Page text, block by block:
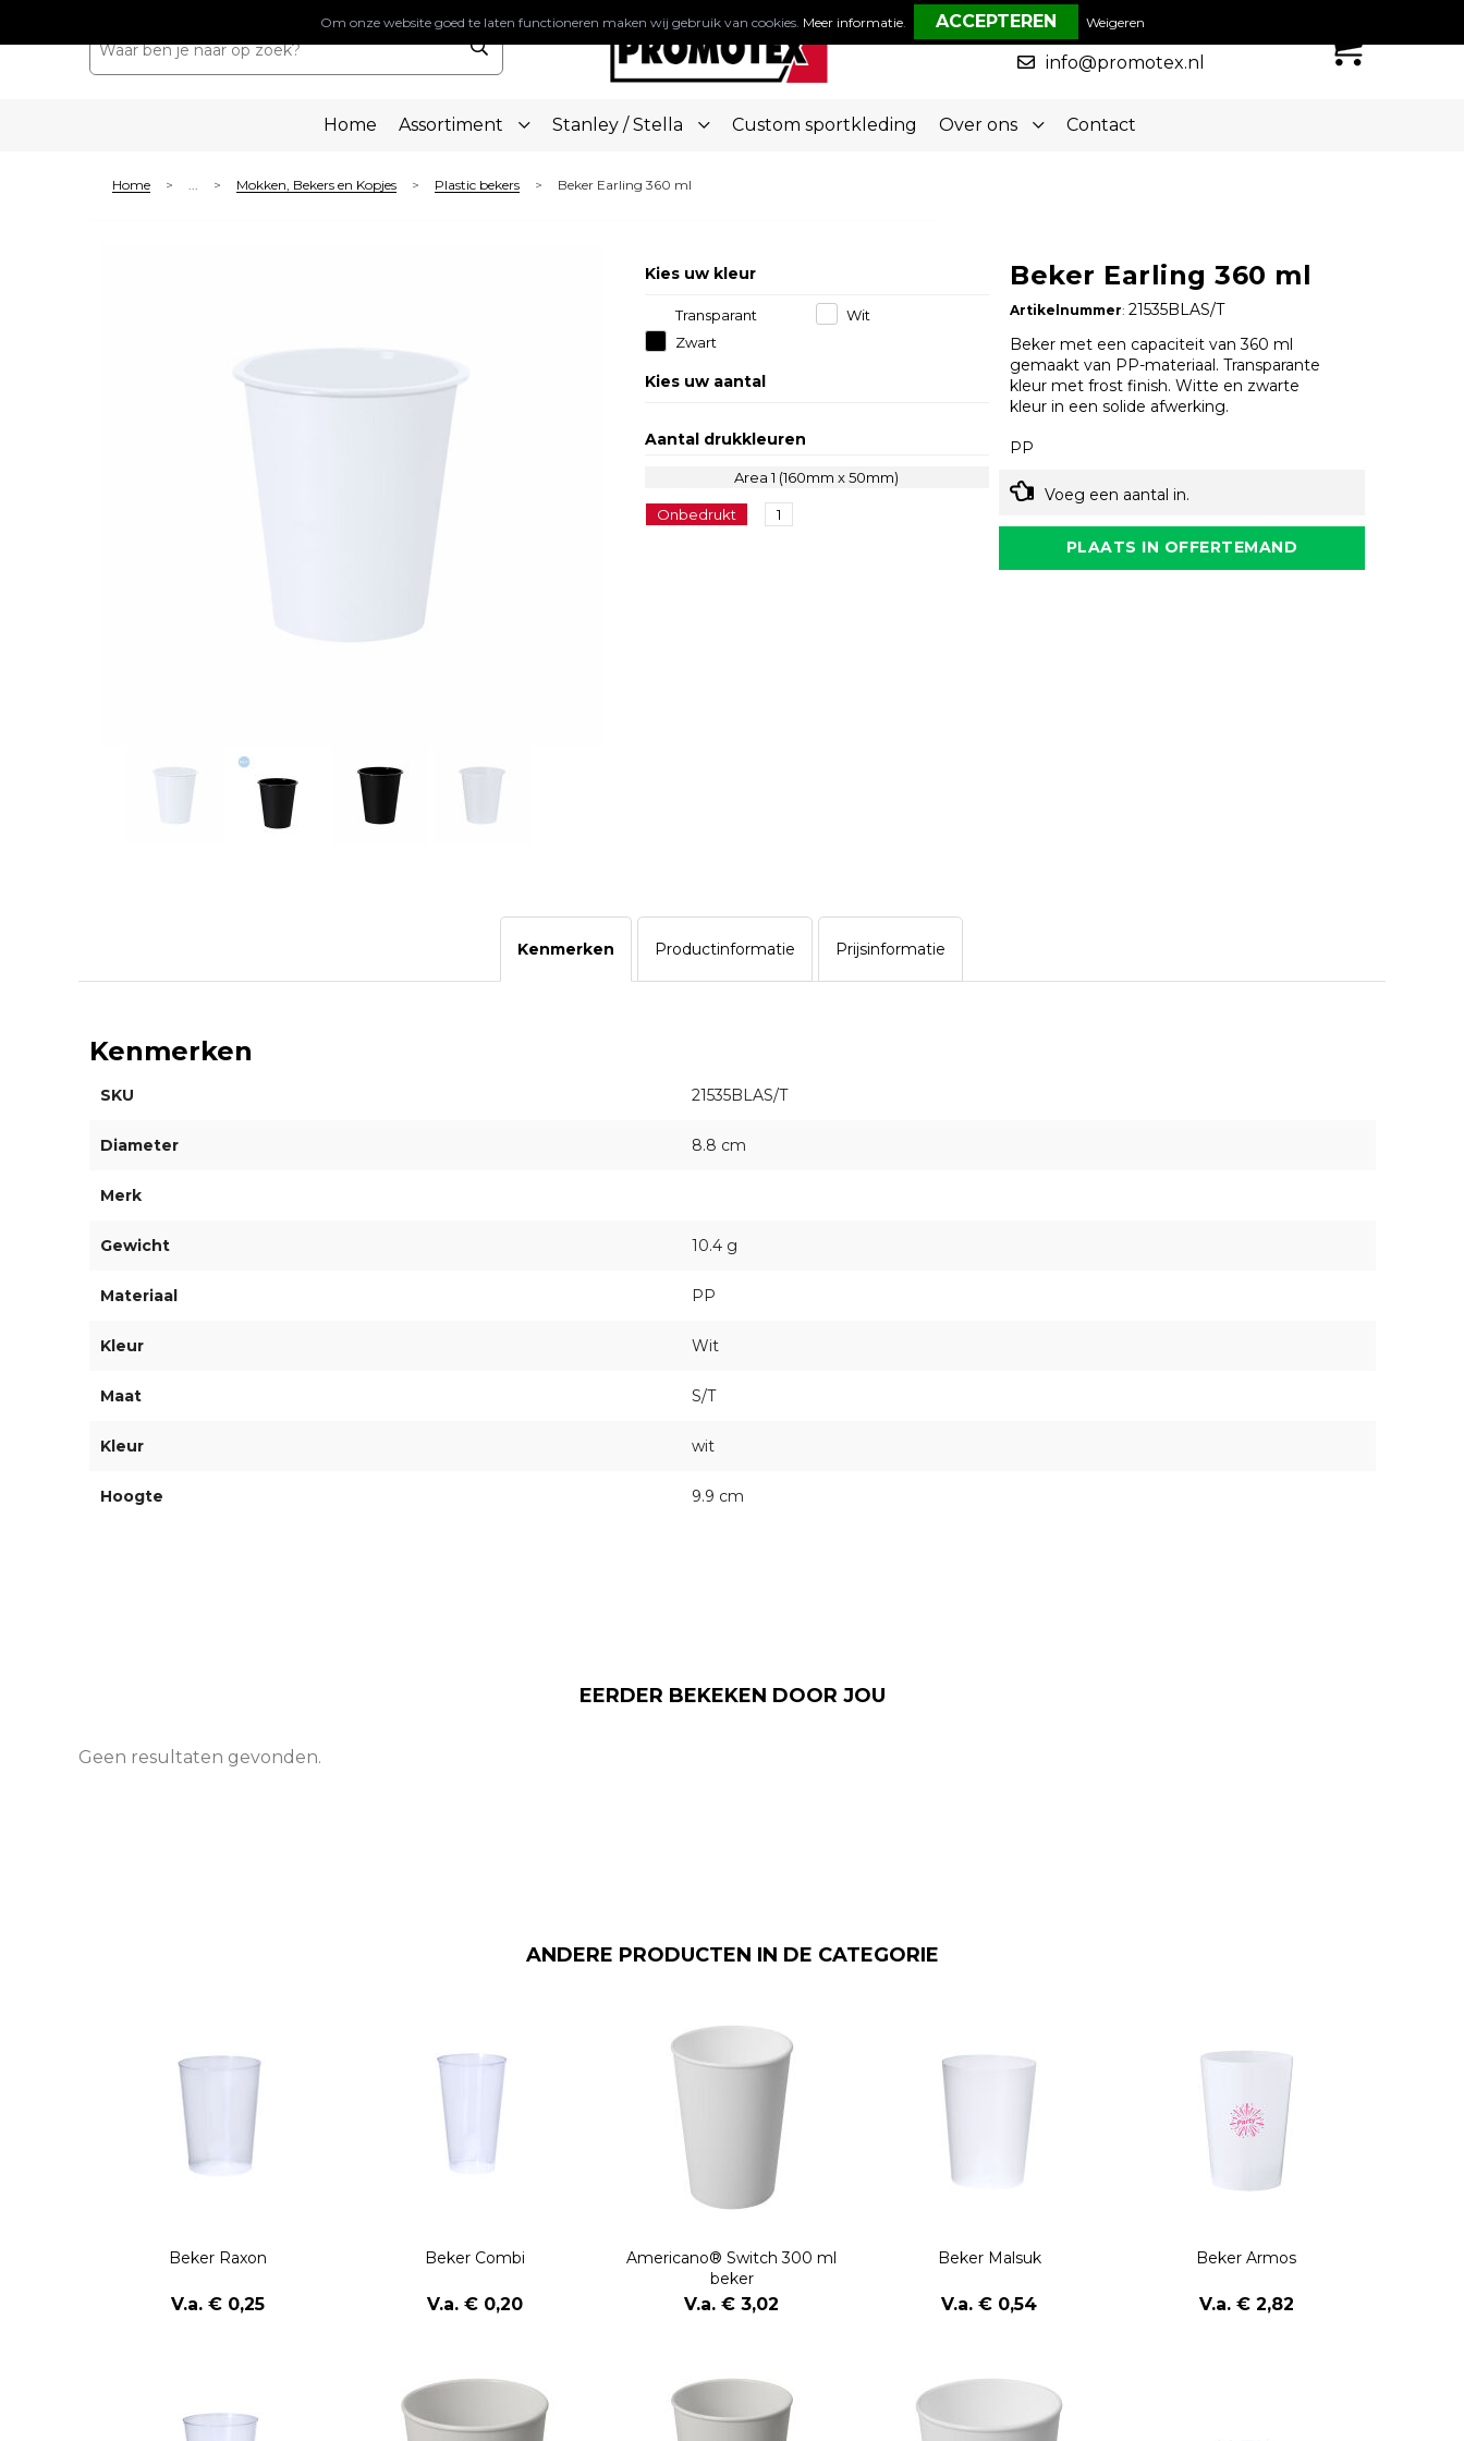
050-5773636
info@promotex.nl
Home Assortiment Stanley / Stella Custom sportkleding Over ons Contact
Home > ... > Mokken, Bekers en Kopjes > Plastic bekers > Beker Earling 360 ml
Kies uw kleur
Transparant
Wit
Zwart
Kies uw aantal
Aantal drukkleuren
Area 1 (160mm x 50mm)
Onbedrukt 1
Beker Earling 360 ml
Artikelnummer: 21535BLAS/T
Beker met een capaciteit van 360 ml
gemaakt van PP-materiaal. Transparante
kleur met frost finish. Witte en zwarte
kleur in een solide afwerking.
PP
Voeg een aantal in.
PLAATS IN OFFERTEMAND
Kenmerken Productinformatie Prijsinformatie
Kenmerken
SKU 21535BLAS/T
Diameter 8.8 cm
Merk
Gewicht 10.4 g
Materiaal PP
Kleur Wit
Maat S/T
Kleur wit
Hoogte 9.9 cm
EERDER BEKEKEN DOOR JOU
Geen resultaten gevonden.
ANDERE PRODUCTEN IN DE CATEGORIE
Beker Raxon
V.a. € 0,25
Beker Combi
V.a. € 0,20
Americano® Switch 300 ml
beker
V.a. € 3,02
Beker Malsuk
V.a. € 0,54
Beker Armos
V.a. € 2,82
Om onze website goed te laten functioneren maken wij gebruik van cookies. Meer informatie. Weigeren